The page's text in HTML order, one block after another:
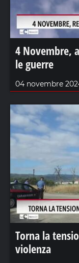
4 Novembre,
le guerre
04 novembre
Torna la
violenza